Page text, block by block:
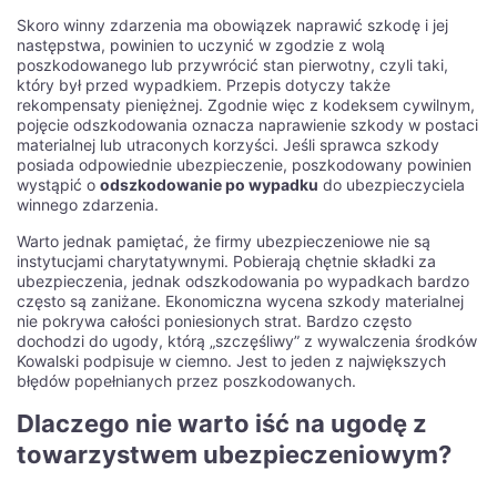
Skoro winny zdarzenia ma obowiązek naprawić szkodę i jej
następstwa, powinien to uczynić w zgodzie z wolą
poszkodowanego lub przywrócić stan pierwotny, czyli taki,
który był przed wypadkiem. Przepis dotyczy także
rekompensaty pieniężnej. Zgodnie więc z kodeksem cywilnym,
pojęcie odszkodowania oznacza naprawienie szkody w postaci
materialnej lub utraconych korzyści. Jeśli sprawca szkody
posiada odpowiednie ubezpieczenie, poszkodowany powinien
wystąpić o odszkodowanie po wypadku do ubezpieczyciela
winnego zdarzenia.
Warto jednak pamiętać, że firmy ubezpieczeniowe nie są
instytucjami charytatywnymi. Pobierają chętnie składki za
ubezpieczenia, jednak odszkodowania po wypadkach bardzo
często są zaniżane. Ekonomiczna wycena szkody materialnej
nie pokrywa całości poniesionych strat. Bardzo często
dochodzi do ugody, którą „szczęśliwy” z wywalczenia środków
Kowalski podpisuje w ciemno. Jest to jeden z największych
błędów popełnianych przez poszkodowanych.
Dlaczego nie warto iść na ugodę z
towarzystwem ubezpieczeniowym?